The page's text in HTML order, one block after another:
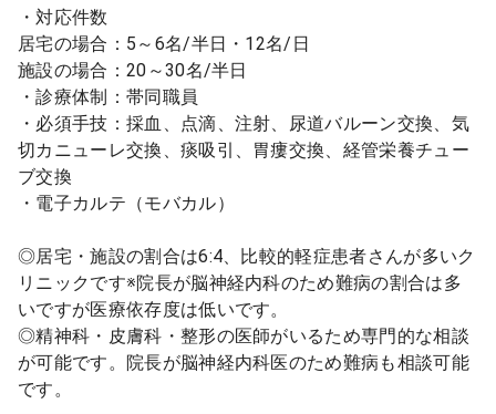
・対応件数
居宅の場合：5～6名/半日・12名/日
施設の場合：20～30名/半日
・診療体制：帯同職員
・必須手技：採血、点滴、注射、尿道バルーン交換、気
切カニューレ交換、痰吸引、胃瘻交換、経管栄養チュー
ブ交換
・電子カルテ（モバカル）
◎居宅・施設の割合は6:4、比較的軽症患者さんが多いク
リニックです※院長が脳神経内科のため難病の割合は多
いですが医療依存度は低いです。
◎精神科・皮膚科・整形の医師がいるため専門的な相談
が可能です。院長が脳神経内科医のため難病も相談可能
です。